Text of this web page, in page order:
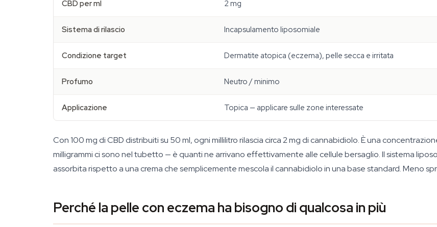
CBD per ml 2 mg
Sistema di rilascio Incapsulamento liposomiale
Condizione target Dermatite atopica (eczema), pelle secca e irritata
Profumo Neutro / minimo
Applicazione Topica — applicare sulle zone interessate
Con 100 mg di CBD distribuiti su 50 ml, ogni millilitro rilascia circa 2 mg di cannabidiolo. È una
milligrammi ci sono nel tubetto — è quanti ne arrivano effettivamente alle cellule bersaglio. Il sistema
assorbita rispetto a una crema che semplicemente mescola il cannabidiolo in una base standard. Meno
Perché la pelle con eczema ha bisogno di qualcosa in più